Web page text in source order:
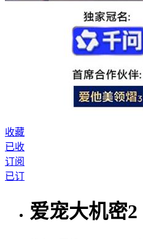
收藏
已收
订阅
已订
爱宠大机密2